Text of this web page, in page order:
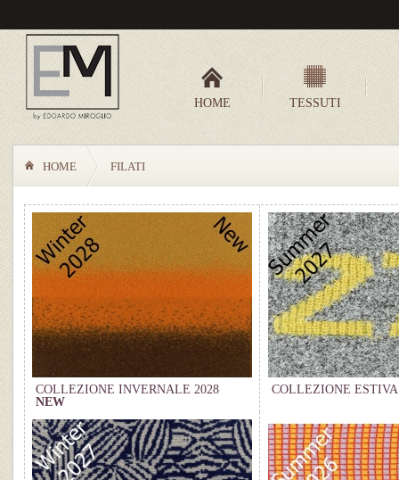
HOME TESSUTI
HOME FILATI
COLLEZIONE INVERNALE 2028
NEW
COLLEZIONE ESTIVA